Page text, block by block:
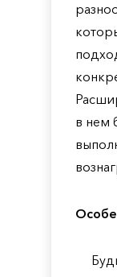
в нем